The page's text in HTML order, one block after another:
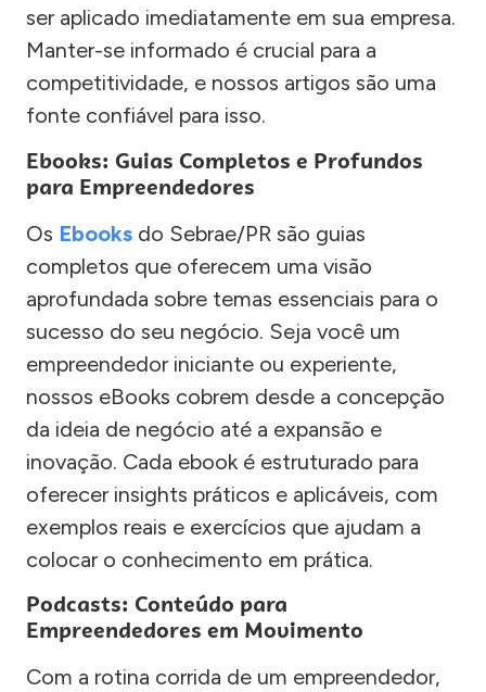
ser aplicado imediatamente em sua empresa.
Manter-se informado é crucial para a
competitividade, e nossos artigos são uma
fonte confiável para isso.
Ebooks: Guias Completos e Profundos
para Empreendedores
Os Ebooks do Sebrae/PR são guias
completos que oferecem uma visão
aprofundada sobre temas essenciais para o
sucesso do seu negócio. Seja você um
empreendedor iniciante ou experiente,
nossos eBooks cobrem desde a concepção
da ideia de negócio até a expansão e
inovação. Cada ebook é estruturado para
oferecer insights práticos e aplicáveis, com
exemplos reais e exercícios que ajudam a
colocar o conhecimento em prática.
Podcasts: Conteúdo para
Empreendedores em Movimento
Com a rotina corrida de um empreendedor,